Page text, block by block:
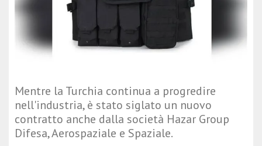
Mentre la Turchia continua a progredire
nell'industria, è stato siglato un nuovo
contratto anche dalla società Hazar Group
Difesa, Aerospaziale e Spaziale.